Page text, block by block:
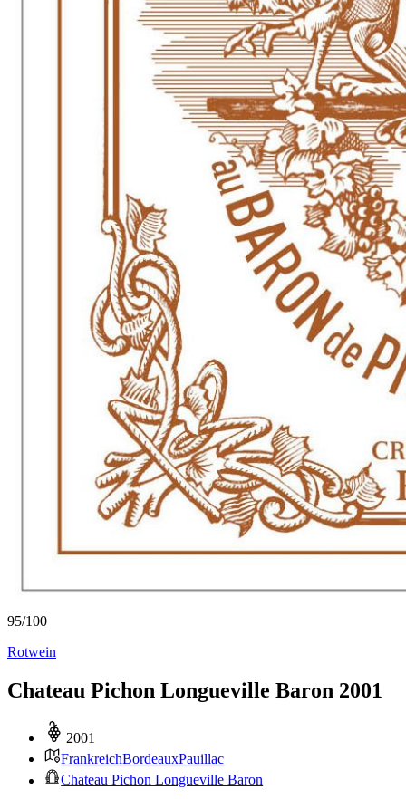
95/100
Rotwein
Chateau Pichon Longueville Baron 2001
2001
FrankreichBordeauxPauillac
Chateau Pichon Longueville Baron